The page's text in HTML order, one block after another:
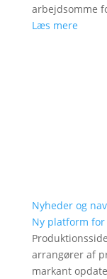
arbejdsomme
Læs mere
Nyheder og
Ny platform
arrangører af
markant